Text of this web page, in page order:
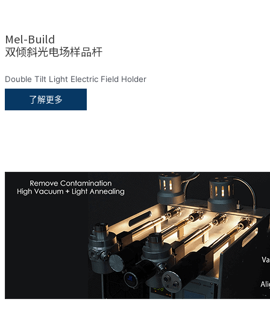
Mel-Build
双倾斜光电场样品杆
Double Tilt Light Electric Field Holder
了解更多